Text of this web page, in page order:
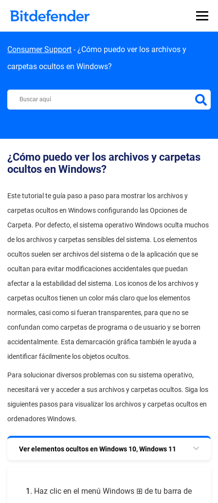
Consumer Support -¿Cómo puedo ver los archivos y
carpetas ocultos en Windows?
Centro de Soporte de Bitdefender
¿Cómo puedo ver los archivos y carpetas
ocultos en Windows?
Este tutorial te guía paso a paso para mostrar los archivos y
carpetas ocultos en Windows configurando las Opciones de
Carpeta. Por defecto, el sistema operativo Windows oculta muchos
de los archivos y carpetas sensibles del sistema. Los elementos
ocultos suelen ser archivos del sistema o de la aplicación que se
ocultan para evitar modificaciones accidentales que puedan
afectar a la estabilidad del sistema. Los iconos de los archivos y
carpetas ocultos tienen un color más claro que los elementos
normales, casi como si fueran transparentes, para que no se
confundan como carpetas de programa o de usuario y se borren
accidentalmente. Esta demarcación gráfica también le ayuda a
identificar fácilmente los objetos ocultos.
Para solucionar diversos problemas con su sistema operativo,
necesitará ver y acceder a sus archivos y carpetas ocultos. Siga los
siguientes pasos para visualizar los archivos y carpetas ocultos en
ordenadores Windows.
Ver elementos ocultos en Windows 10, Windows 11
Haz clic en el menú Windows ⊞ de tu barra de